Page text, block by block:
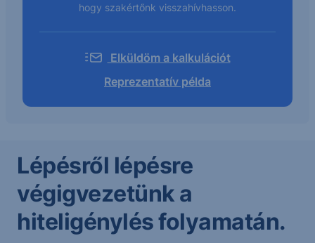
hogy szakértőnk visszahívhasson.
Elküldöm a kalkulációt
Reprezentatív példa
Lépésről lépésre
végigvezetünk a
hiteligénylés folyamatán.